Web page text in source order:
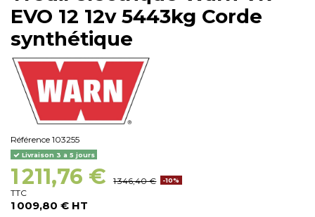
EVO 12 12v 5443kg Corde
synthétique
Référence 103255
Livraison 3 a 5 jours
1 211,76 € 1 346,40 € -10%
TTC
1 009,80 € HT